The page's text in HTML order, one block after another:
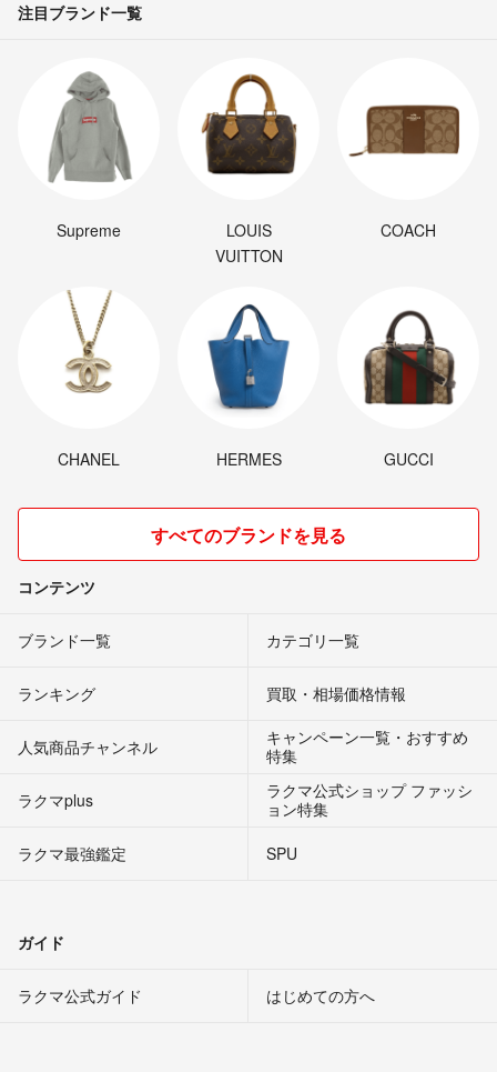
注目ブランド一覧
Supreme
LOUIS
VUITTON
COACH
CHANEL HERMES GUCCI
すべてのブランドを見る
コンテンツ
ブランド一覧 カテゴリ一覧
ランキング 買取・相場価格情報
人気商品チャンネル
キャンペーン一覧・おすすめ
特集
ラクマplus
ラクマ公式ショップ ファッシ
ョン特集
ラクマ最強鑑定
SPU
ガイド
ラクマ公式ガイド はじめての方へ